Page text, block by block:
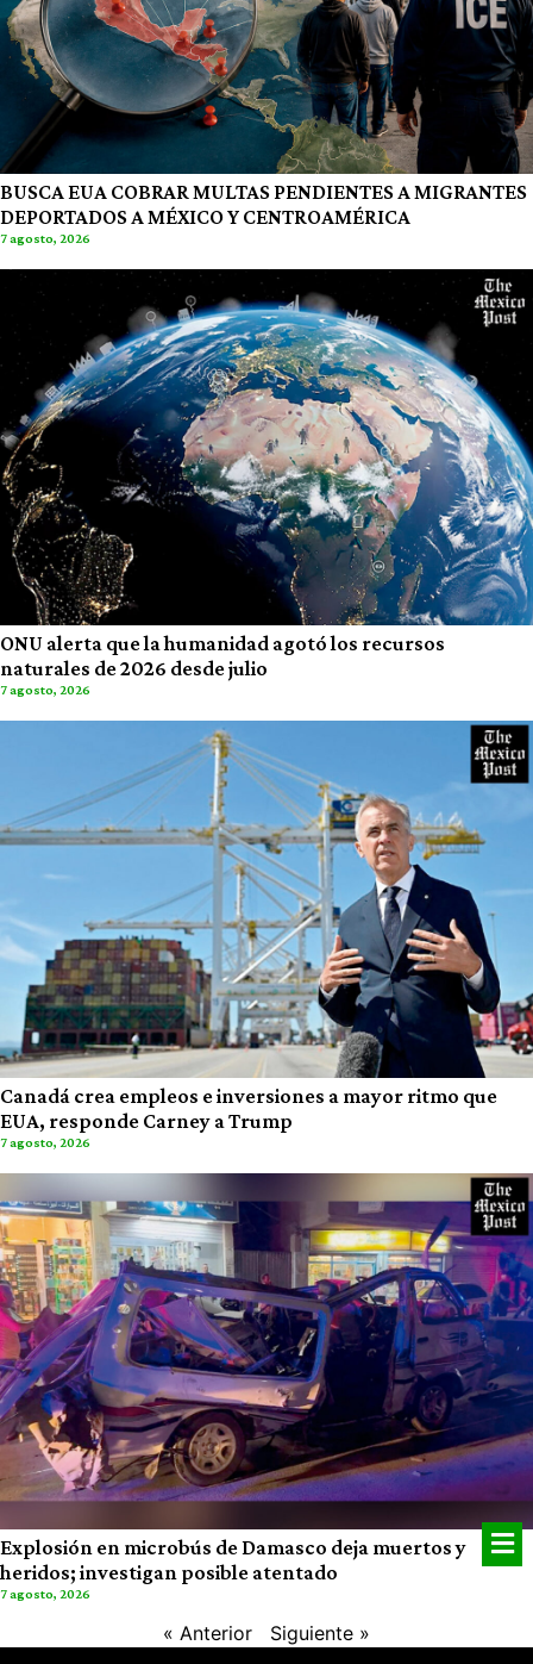
BUSCA EUA COBRAR MULTAS PENDIENTES A MIGRANTES
DEPORTADOS A MÉXICO Y CENTROAMÉRICA
7 agosto, 2026
ONU alerta que la humanidad agotó los recursos
naturales de 2026 desde julio
7 agosto, 2026
Canadá crea empleos e inversiones a mayor ritmo que
EUA, responde Carney a Trump
7 agosto, 2026
Explosión en microbús de Damasco deja muertos y
heridos; investigan posible atentado
7 agosto, 2026
« Anterior Siguiente »